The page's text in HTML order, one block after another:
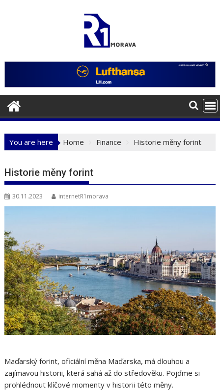
You are here Home Finance Historie měny forint
Historie měny forint
30.11.2023 internetR1morava
Maďarský forint, oficiální měna Maďarska, má dlouhou a
zajímavou historii, která sahá až do středověku. Pojďme si
prohlédnout klíčové momenty v historii této měny.